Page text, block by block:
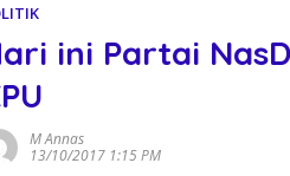
ini Partai
M Annas
13/10/2017 1:15 PM